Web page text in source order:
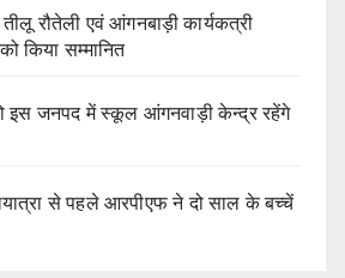
रौतेली एवं आंगनबाड़ी कार्यकत्री
किया सम्मानित
इस जनपद में स्कूल आंगनवाड़ी केन्द्र रहेंगे
से पहले आरपीएफ ने दो साल के बच्चें